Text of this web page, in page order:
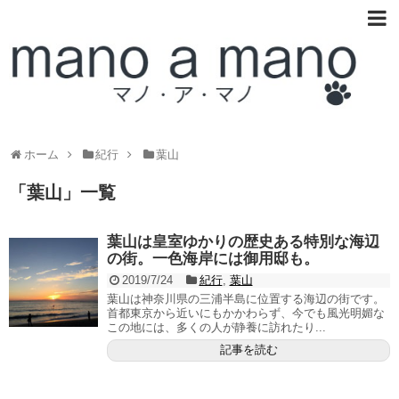
ホーム 紀行 葉山
「 葉山 」 一覧
葉山は皇室ゆかりの歴史ある特別な海辺
の街。一色海岸には御用邸も。
2019/7/24 紀行, 葉山
葉山は神奈川県の三浦半島に位置する海辺の街です。
首都東京から近いにもかかわらず、今でも風光明媚な
この地には、多くの人が静養に訪れたり...
記事を読む